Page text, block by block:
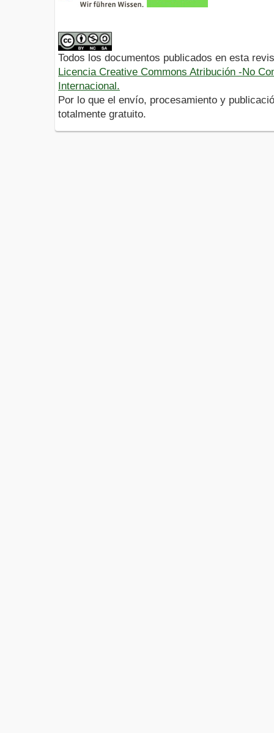
Todos los documentos publicados en esta
Licencia Creative Commons Atribución -No
Internacional.
Por lo que el envío, procesamiento y
totalmente gratuito.